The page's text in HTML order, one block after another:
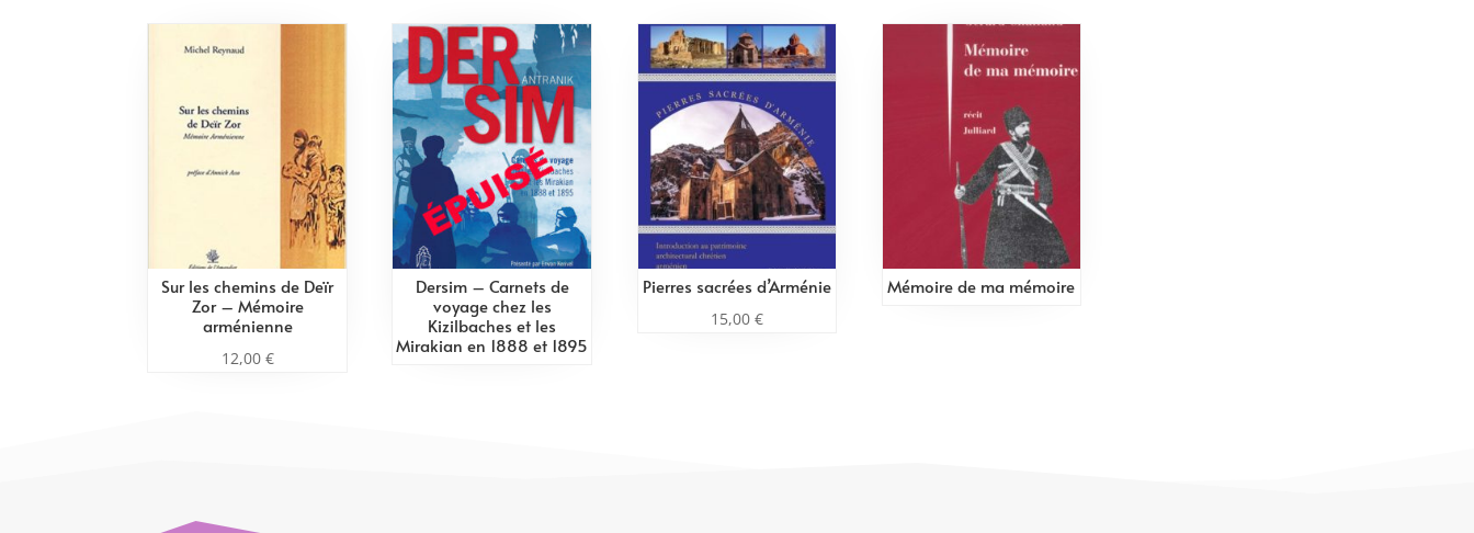
Sur les chemins de Deïr
Zor – Mémoire
arménienne
12,00 €
Dersim – Carnets de
voyage chez les
Kizilbaches et les
Mirakian en 1888 et 1895
Pierres sacrées d’Arménie
15,00 €
Mémoire de ma mémoire